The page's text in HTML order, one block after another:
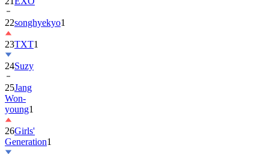
22songhyekyo1
23TXT1
24Suzy
25Jang
Won-
young1
26Girls'
Generation1